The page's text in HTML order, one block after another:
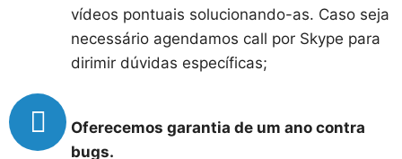
vídeos pontuais solucionando-as. Caso seja
necessário agendamos call por Skype para
dirimir dúvidas específicas;
Oferecemos garantia de um ano contra
bugs.